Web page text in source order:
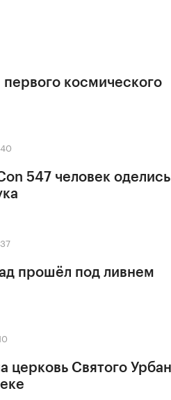
космического
547 человек оделись
прошёл под ливнем
церковь Святого